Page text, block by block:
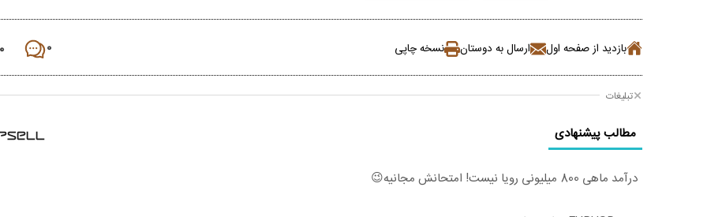
بازدید از صفحه اول ارسال به دوستان نسخه چاپی ۰ ۰
تبلیغات
مطالب پیشنهادی
درآمد ماهی 800 میلیونی رویا نیست! امتحانش مجانیه😉